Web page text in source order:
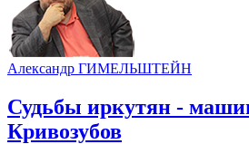
Александр ГИМЕЛЬШТЕЙН
Судьбы иркутян -
Кривозубов